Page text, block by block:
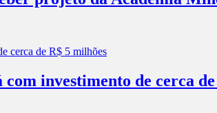
investimento de cerca